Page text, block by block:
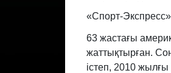
«Спорт-
63 жастағы
жаттықтырған.
істеп, 2010